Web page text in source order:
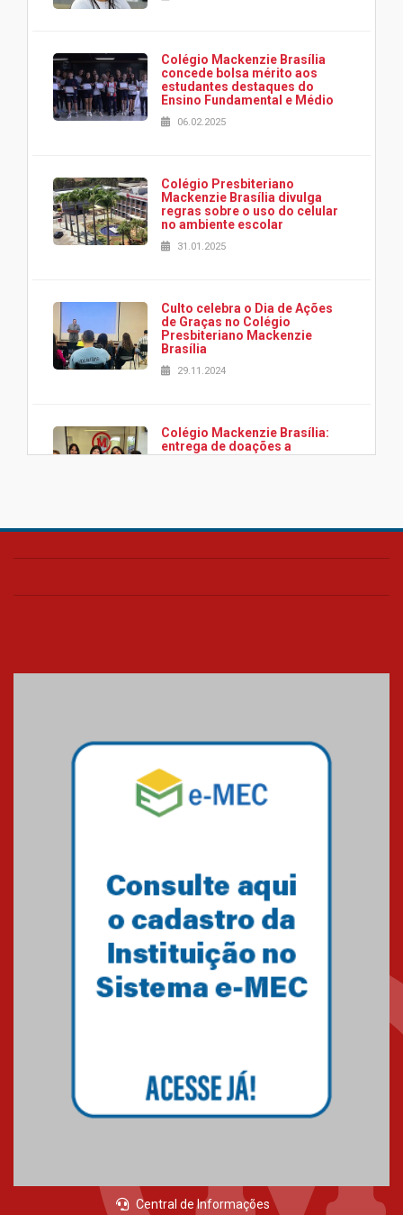
Colégio Mackenzie Brasília
concede bolsa mérito aos
estudantes destaques do
Ensino Fundamental e Médio
06.02.2025
Colégio Presbiteriano
Mackenzie Brasília divulga
regras sobre o uso do celular
no ambiente escolar
31.01.2025
Culto celebra o Dia de Ações
de Graças no Colégio
Presbiteriano Mackenzie
Brasília
29.11.2024
Colégio Mackenzie Brasília:
entrega de doações a
associação Viver da Cidade
Colégio Presbiteriano
os funcionários
07.11.2024
Equipe de saltos ornamentais
do Mackenzie Brasília
Gravação do projeto “Mais de
31 mil vozes com a Palavra” é
realizado no Colégio
Mackenzie Brasília
25.10.2024
Brasília conquistam medalhas
em importantes competições
de Matemática
04.10.2024
Central de Informações